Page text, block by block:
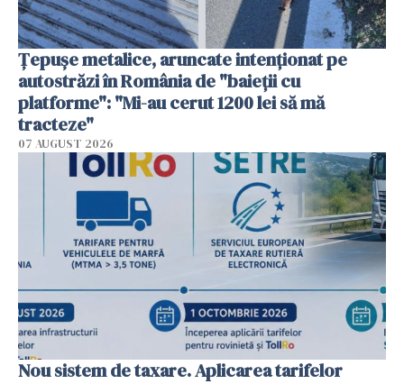
Țepușe metalice, aruncate intenționat pe
autostrăzi în România de "baieții cu
platforme": "Mi-au cerut 1200 lei să mă
tracteze"
07 AUGUST 2026
Nou sistem de taxare. Aplicarea tarifelor